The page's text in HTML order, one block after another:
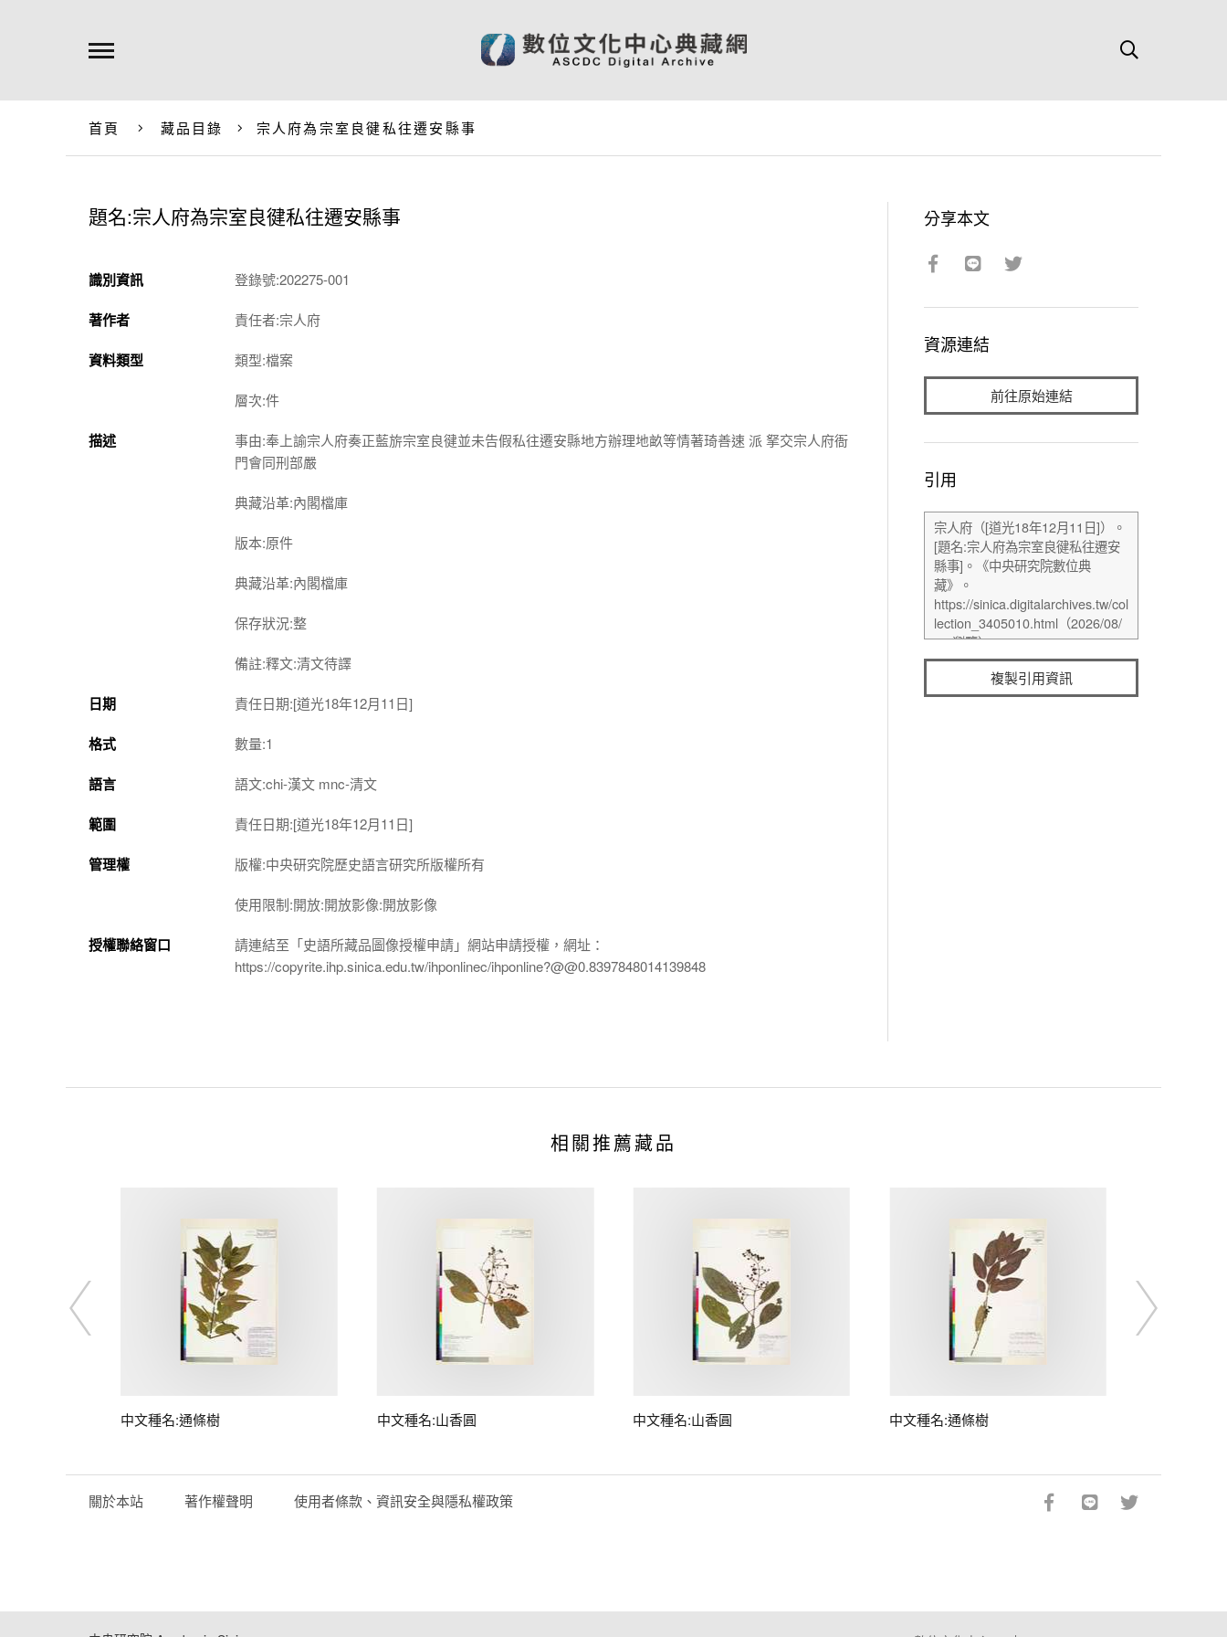
首頁 藏品目錄 宗人府為宗室良徤私往遷安縣事
題名:宗人府為宗室良徤私往遷安縣事
識別資訊 登錄號:202275-001
著作者 責任者:宗人府
資料類型 類型:檔案
層次:件
描述
事由:奉上諭宗人府奏正藍旂宗室良徤並未告假私往遷安縣地方辦理地畝等情著琦善速 派 拏交宗人府衙
門會同刑部嚴
典藏沿革:內閣檔庫
版本:原件
典藏沿革:內閣檔庫
保存狀況:整
備註:釋文:清文待譯
日期 責任日期:[道光18年12月11日]
格式 數量:1
語言 語文:chi-漢文 mnc-清文
範圍 責任日期:[道光18年12月11日]
管理權 版權:中央研究院歷史語言研究所版權所有
使用限制:開放:開放影像:開放影像
授權聯絡窗口
請連結至「史語所藏品圖像授權申請」網站申請授權，網址：
https://copyrite.ihp.sinica.edu.tw/ihponlinec/ihponline?@@0.8397848014139848
分享本文
資源連結
前往原始連結
引用
複製引用資訊
相關推薦藏品
中文種名:通條樹 中文種名:山香圓 中文種名:山香圓 中文種名:通條樹
關於本站 著作權聲明 使用者條款、資訊安全與隱私權政策